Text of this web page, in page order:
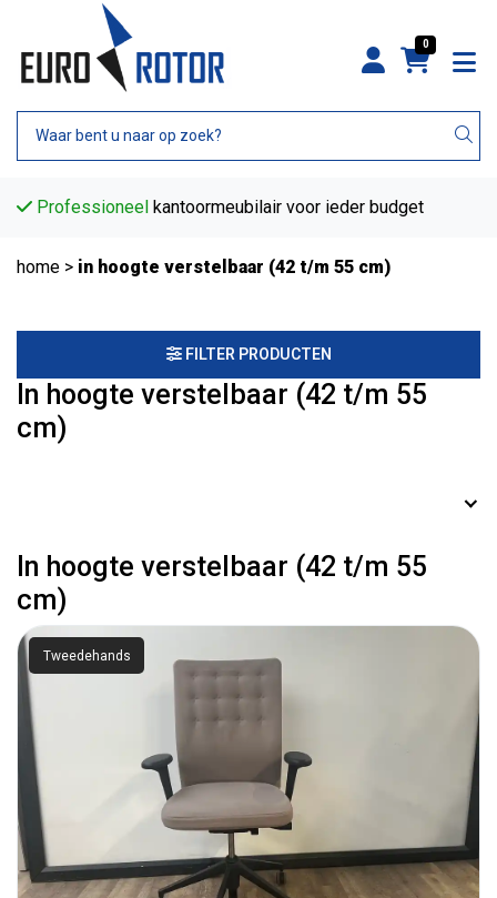
0
Professioneel kantoormeubilair voor ieder budget
home > in hoogte verstelbaar (42 t/m 55 cm)
FILTER PRODUCTEN
In hoogte verstelbaar (42 t/m 55
cm)
In hoogte verstelbaar (42 t/m 55
cm)
Tweedehands